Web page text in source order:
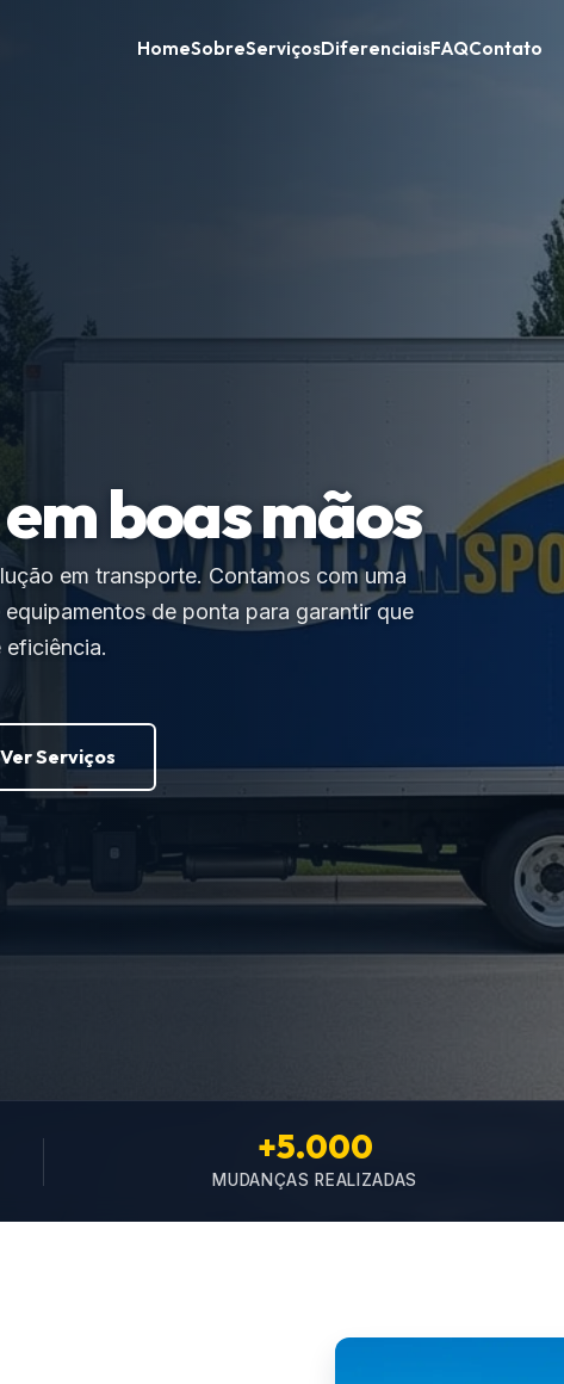
HomeSobreServiçosDiferenciaisFAQContato
boas mãos
em transporte. Contamos com uma
de ponta para garantir que
eficiência.
Ver Serviços
+5.000
MUDANÇAS REALIZADAS